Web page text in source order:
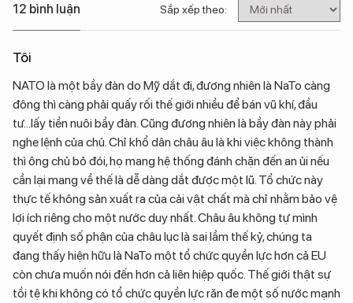
12 bình luận Sắp xếp theo:
Tôi
NATO là một bầy đàn do Mỹ dắt đi, đương nhiên là NaTo càng
đông thì càng phải quấy rối thế giới nhiều để bán vũ khí, đầu
tư...lấy tiền nuôi bầy đàn. Cũng đương nhiên là bầy đàn này phải
nghe lệnh của chủ. Chỉ khổ dân châu âu là khi việc không thành
thì ông chủ bỏ đói, họ mang hệ thống đánh chặn đến an ủi nếu
cần lại mang về thế là dễ dàng dắt được một lũ. Tổ chức này
thực tế không sản xuất ra của cải vật chất mà chỉ nhằm bảo vệ
lợi ích riêng cho một nước duy nhất. Châu âu không tự mình
quyết định số phận của châu lục là sai lầm thế kỷ, chúng ta
đang thấy hiện hữu là NaTo một tổ chức quyền lực hơn cả EU
còn chưa muốn nói đến hơn cả liên hiệp quốc. Thế giới thật sự
tồi tệ khi không có tổ chức quyền lực răn đe một số nước mạnh